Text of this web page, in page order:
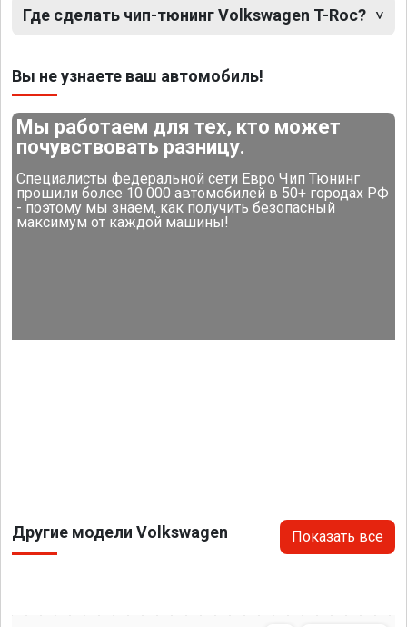
Где сделать чип-тюнинг Volkswagen T-Roc?
Вы не узнаете ваш автомобиль!
Мы работаем для тех, кто может
почувствовать разницу.
Специалисты федеральной сети Евро Чип Тюнинг
прошили более 10 000 автомобилей в 50+ городах РФ
- поэтому мы знаем, как получить безопасный
максимум от каждой машины!
Другие модели Volkswagen Показать все